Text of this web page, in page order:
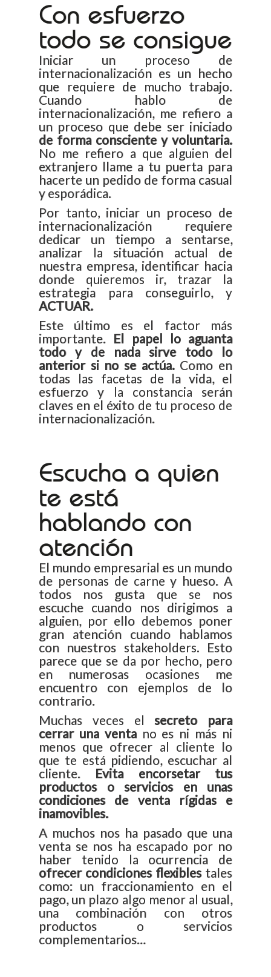
Con esfuerzo
todo se consigue
Iniciar un proceso de
internacionalización es un hecho
que requiere de mucho trabajo.
Cuando hablo de
internacionalización, me refiero a
un proceso que debe ser iniciado
de forma consciente y voluntaria.
No me refiero a que alguien del
extranjero llame a tu puerta para
hacerte un pedido de forma casual
y esporádica.
Por tanto, iniciar un proceso de
internacionalización requiere
dedicar un tiempo a sentarse,
analizar la situación actual de
nuestra empresa, identificar hacia
donde quieremos ir, trazar la
estrategia para conseguirlo, y
ACTUAR.
Este último es el factor más
importante. El papel lo aguanta
todo y de nada sirve todo lo
anterior si no se actúa.Como en
todas las facetas de la vida, el
esfuerzo y la constancia serán
claves en el éxito de tu proceso de
internacionalización.
Escucha a quien
te está
hablando con
atención
El mundo empresarial es un mundo
de personas de carne y hueso. A
todos nos gusta que se nos
escuche cuando nos dirigimos a
alguien, por ello debemos poner
gran atención cuando hablamos
con nuestros stakeholders. Esto
parece que se da por hecho, pero
en numerosas ocasiones me
encuentro con ejemplos de lo
contrario.
Muchas veces elsecreto para
cerrar una ventano es ni más ni
menos que ofrecer al cliente lo
que te está pidiendo, escuchar al
cliente. Evita encorsetar tus
productos o servicios en unas
condiciones de venta rígidas e
inamovibles.
A muchos nos ha pasado que una
venta se nos ha escapado por no
haber tenido la ocurrencia de
ofrecer condiciones flexiblestales
como: un fraccionamiento en el
pago, un plazo algo menor al usual,
una combinación con otros
productos o servicios
complementarios…